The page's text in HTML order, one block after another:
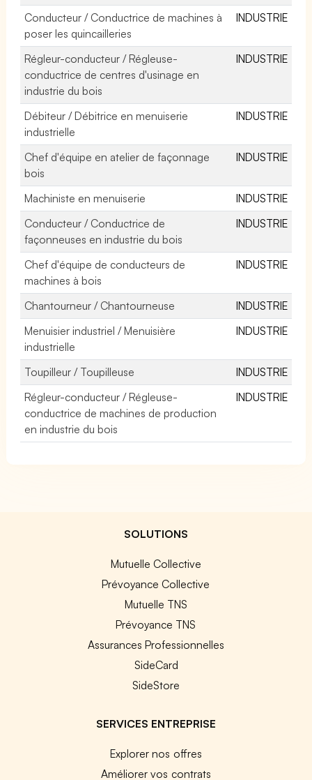
Conducteur / Conductrice de machines à
poser les quincailleries
INDUSTRIE
Régleur-conducteur / Régleuse-
conductrice de centres d'usinage en
industrie du bois
INDUSTRIE
Débiteur / Débitrice en menuiserie
industrielle
INDUSTRIE
Chef d'équipe en atelier de façonnage
bois
INDUSTRIE
Machiniste en menuiserie
INDUSTRIE
Conducteur / Conductrice de
façonneuses en industrie du bois
INDUSTRIE
Chef d'équipe de conducteurs de
machines à bois
INDUSTRIE
Chantourneur / Chantourneuse
INDUSTRIE
Menuisier industriel / Menuisière
industrielle
INDUSTRIE
Toupilleur / Toupilleuse
INDUSTRIE
Régleur-conducteur / Régleuse-
conductrice de machines de production
en industrie du bois
INDUSTRIE
SOLUTIONS
Mutuelle Collective
Prévoyance Collective
Mutuelle TNS
Prévoyance TNS
Assurances Professionnelles
SideCard
SideStore
SERVICES ENTREPRISE
Explorer nos offres
Améliorer vos contrats